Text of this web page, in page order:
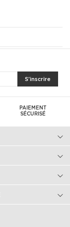
S'inscrire
PAIEMENT
SÉCURISÉ